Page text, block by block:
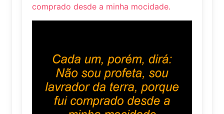
comprado desde a minha mocidade.